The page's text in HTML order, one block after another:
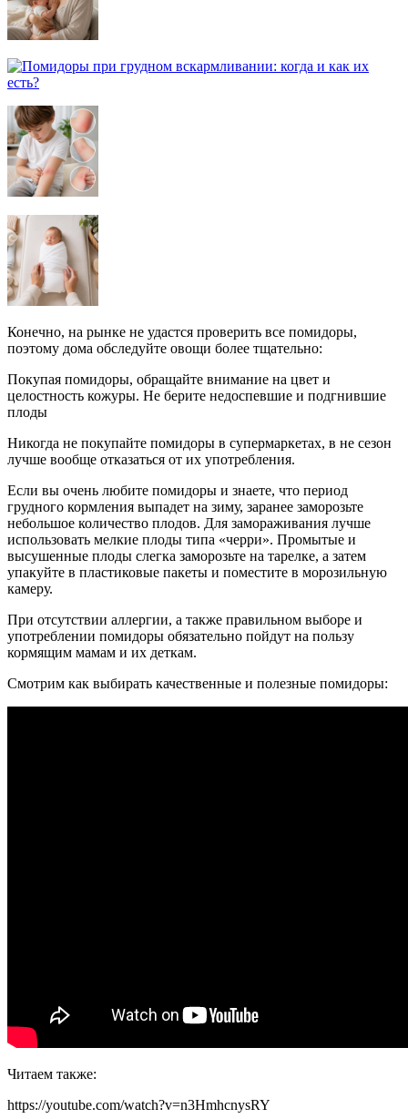
Конечно, на рынке не удастся проверить все помидоры,
поэтому дома обследуйте овощи более тщательно:
Покупая помидоры, обращайте внимание на цвет и
целостность кожуры. Не берите недоспевшие и подгнившие
плоды
Никогда не покупайте помидоры в супермаркетах, в не сезон
лучше вообще отказаться от их употребления.
Если вы очень любите помидоры и знаете, что период
грудного кормления выпадет на зиму, заранее заморозьте
небольшое количество плодов. Для замораживания лучше
использовать мелкие плоды типа «черри». Промытые и
высушенные плоды слегка заморозьте на тарелке, а затем
упакуйте в пластиковые пакеты и поместите в морозильную
камеру.
При отсутствии аллергии, а также правильном выборе и
употреблении помидоры обязательно пойдут на пользу
кормящим мамам и их деткам.
Смотрим как выбирать качественные и полезные помидоры:
Читаем также:
https://youtube.com/watch?v=n3HmhcnysRY